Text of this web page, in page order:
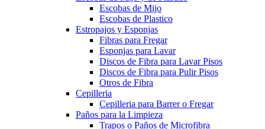
Escobas de Mijo
Escobas de Plastico
Estropajos y Esponjas
Fibras para Fregar
Esponjas para Lavar
Discos de Fibra para Lavar Pisos
Discos de Fibra para Pulir Pisos
Otros de Fibra
Cepilleria
Cepilleria para Barrer o Fregar
Paños para la Limpieza
Trapos o Paños de Microfibra